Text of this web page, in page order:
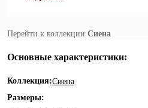
Перейти к коллекции Сиена
Основные характеристики:
Коллекция:Сиена
Размеры: